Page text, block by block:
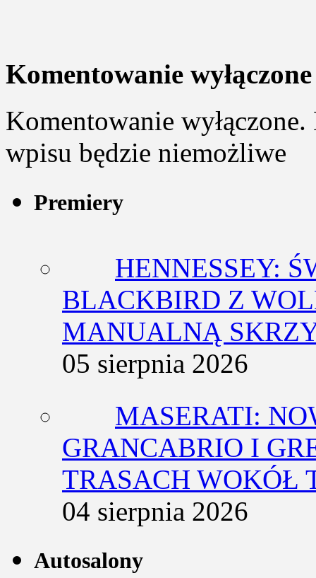
Komentowanie wyłączone
Komentowanie
wpisu będzie niemożliwe
Premiery
HENNESSEY:
BLACKBIRD Z
MANUALNĄ
05 sierpnia 2026
MASERATI:
GRANCABRIO I
TRASACH WOKÓŁ
04 sierpnia 2026
Autosalony